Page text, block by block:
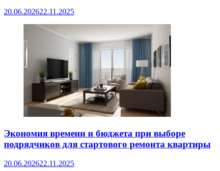
20.06.202622.11.2025
Экономия времени и бюджета при выборе
подрядчиков для стартового ремонта квартиры
20.06.202622.11.2025